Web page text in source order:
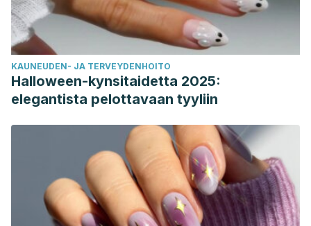
KAUNEUDEN- JA TERVEYDENHOITO
Halloween-kynsitaidetta 2025:
elegantista pelottavaan tyyliin